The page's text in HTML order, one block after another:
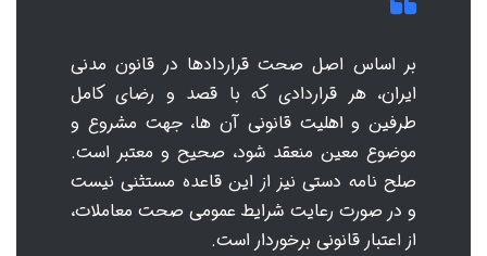
بر اساس اصل صحت قراردادها در قانون مدنی
ایران، هر قراردادی که با قصد و رضای کامل
طرفین و اهلیت قانونی آن ها، جهت مشروع و
موضوع معین منعقد شود، صحیح و معتبر است.
صلح نامه دستی نیز از این قاعده مستثنی نیست
و در صورت رعایت شرایط عمومی صحت معاملات،
از اعتبار قانونی برخوردار است.